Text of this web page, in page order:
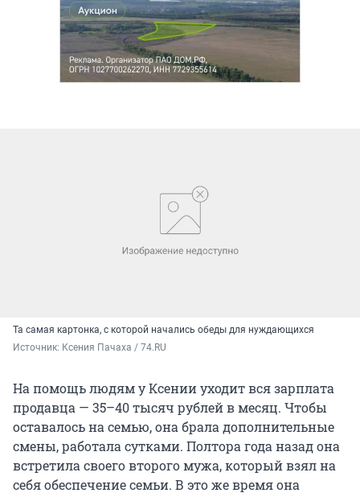
Та самая картонка, с которой начались обеды для нуждающихся
Источник: Ксения Пачаха / 74.RU
На помощь людям у Ксении уходит вся зарплата
продавца — 35–40 тысяч рублей в месяц. Чтобы
оставалось на семью, она брала дополнительные
смены, работала сутками. Полтора года назад она
встретила своего второго мужа, который взял на
себя обеспечение семьи. В это же время она